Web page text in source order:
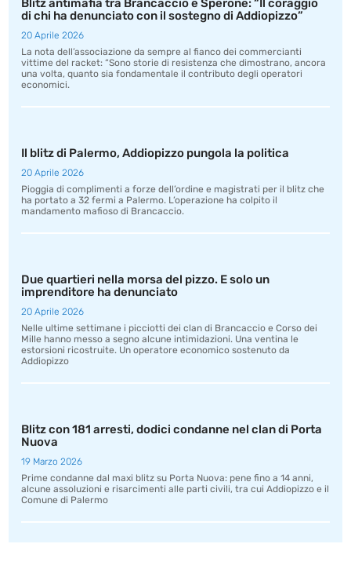
Blitz antimafia tra Brancaccio e Sperone: “Il coraggio
di chi ha denunciato con il sostegno di Addiopizzo”
20 Aprile 2026
La nota dell’associazione da sempre al fianco dei commercianti
vittime del racket: “Sono storie di resistenza che dimostrano, ancora
una volta, quanto sia fondamentale il contributo degli operatori
economici.
Il blitz di Palermo, Addiopizzo pungola la politica
20 Aprile 2026
Pioggia di complimenti a forze dell’ordine e magistrati per il blitz che
ha portato a 32 fermi a Palermo. L’operazione ha colpito il
mandamento mafioso di Brancaccio.
Due quartieri nella morsa del pizzo. E solo un
imprenditore ha denunciato
20 Aprile 2026
Nelle ultime settimane i picciotti dei clan di Brancaccio e Corso dei
Mille hanno messo a segno alcune intimidazioni. Una ventina le
estorsioni ricostruite. Un operatore economico sostenuto da
Addiopizzo
Blitz con 181 arresti, dodici condanne nel clan di Porta
Nuova
19 Marzo 2026
Prime condanne dal maxi blitz su Porta Nuova: pene fino a 14 anni,
alcune assoluzioni e risarcimenti alle parti civili, tra cui Addiopizzo e il
Comune di Palermo